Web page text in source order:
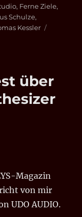
, Ferne Ziele,
Schulze,
Kessler
über
Magazin
von mir
UDO AUDIO.